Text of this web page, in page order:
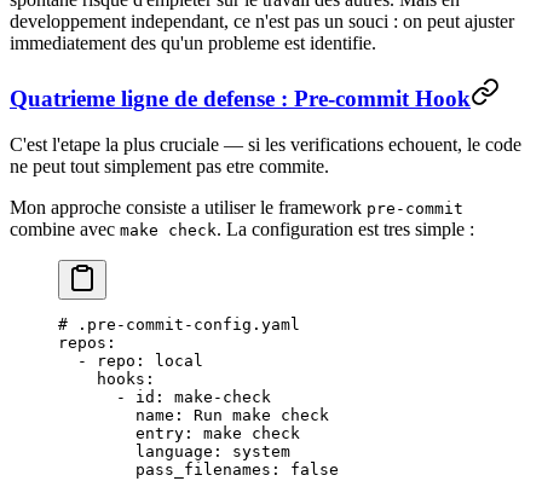
developpement independant, ce n'est pas un souci : on peut ajuster
immediatement des qu'un probleme est identifie.
Quatrieme ligne de defense : Pre-commit Hook
C'est l'etape la plus cruciale — si les verifications echouent, le code
ne peut tout simplement pas etre commite.
Mon approche consiste a utiliser le framework pre-commit
combine avec make check. La configuration est tres simple :
# .pre-commit-config.yaml
repos :
  -
repo :
local
    hooks
:
      -
id : make-check
        name
: Run make check
        entry
: make check
        language
: system
        pass_filenames
: false